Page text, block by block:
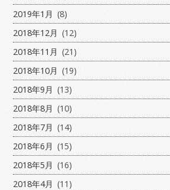
2019年1月 (8)
2018年12月 (12)
2018年11月 (21)
2018年10月 (19)
2018年9月 (13)
2018年8月 (10)
2018年7月 (14)
2018年6月 (15)
2018年5月 (16)
2018年4月 (11)